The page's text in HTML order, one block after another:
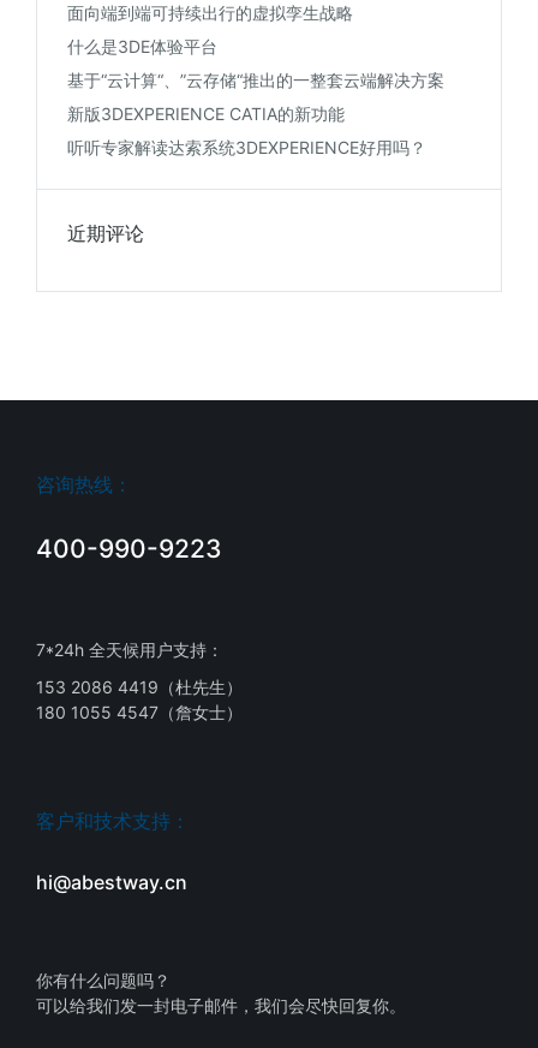
面向端到端可持续出行的虚拟孪生战略
什么是3DE体验平台
基于“云计算“、”云存储“推出的一整套云端解决方案
新版3DEXPERIENCE CATIA的新功能
听听专家解读达索系统3DEXPERIENCE好用吗？
近期评论
咨询热线：
400-990-9223
7*24h 全天候用户支持：
153 2086 4419（杜先生）
180 1055 4547（詹女士）
客户和技术支持：
hi@abestway.cn
你有什么问题吗？
可以给我们发一封电子邮件，我们会尽快回复你。